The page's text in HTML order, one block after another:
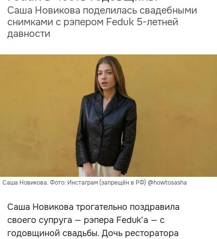
Саша Новикова поделилась свадебными
снимками с рэпером Feduk 5-летней
давности
Саша Новикова. Фото: Инстаграм (запрещён в РФ) @howtosasha
Саша Новикова трогательно поздравила
своего супруга — рэпера Feduk’a — с
годовщиной свадьбы. Дочь ресторатора